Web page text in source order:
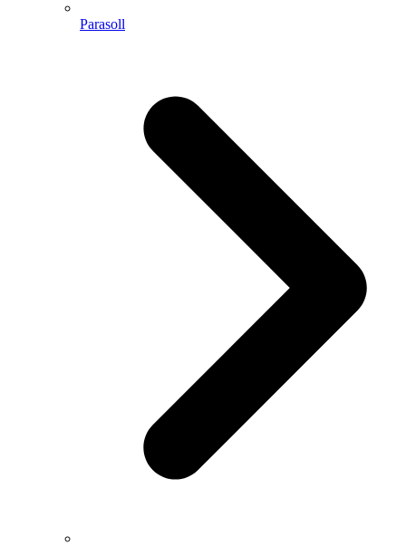
Parasoll